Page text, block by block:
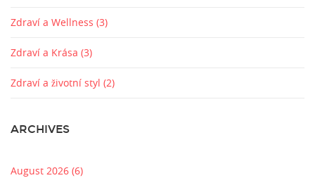
Zdraví a Wellness (3)
Zdraví a Krása (3)
Zdraví a životní styl (2)
ARCHIVES
August 2026 (6)